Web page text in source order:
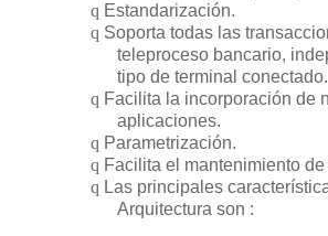
q Estandarización.
q Soporta todas las
teleproceso bancario,
tipo de terminal conectado.
q Facilita la incorporación de
aplicaciones.
q Parametrización.
q Facilita el mantenimiento
q Las principales
Arquitectura son :